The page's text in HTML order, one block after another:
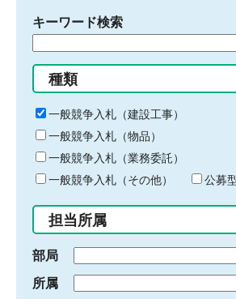
キーワード検索
る
キ
ー
ワ
ー
ド
入
力
種類
一般競争入札（建設工事）
一般競争入札（物品）
一般競争入札（業務委託）
一般競争入札（その他）
公募
担当所属
部局
所属